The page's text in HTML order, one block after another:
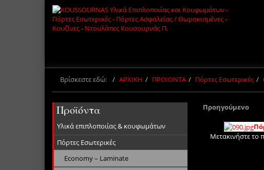
Βρίσκεστε εδώ: ΑΡΧΙΚΗ ΠΡΟΙΟΝΤΑ Πόρτες Εσωτερικές
Προηγούμενο
Μετακινήστε το
Προϊόντα
Υλικά επιπλοποιίας & κουφωμάτων
Πόρτες Εσωτερικές
Economy – Laminate